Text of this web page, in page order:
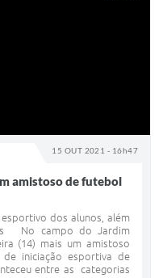
15 OUT 2021 - 16h47
amistoso de futebol
dos alunos, além
No campo do Jardim
(14) mais um amistoso
iniciação esportiva de
entre as categorias